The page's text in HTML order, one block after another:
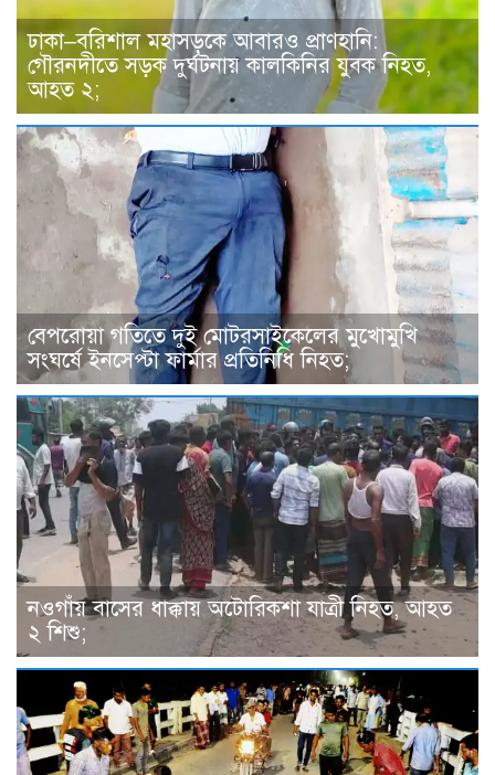
ঢাকা–বরিশাল মহাসড়কে আবারও প্রাণহানি:
গৌরনদীতে সড়ক দুর্ঘটনায় কালকিনির যুবক নিহত,
আহত ২;
বেপরোয়া গতিতে দুই মোটরসাইকেলের মুখোমুখি
সংঘর্ষে ইনসেপ্টা ফার্মার প্রতিনিধি নিহত;
নওগাঁয় বাসের ধাক্কায় অটোরিকশা যাত্রী নিহত, আহত
২ শিশু;